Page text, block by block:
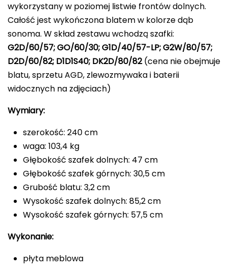
wykorzystany w poziomej listwie frontów dolnych.
Całość jest wykończona blatem w kolorze dąb
sonoma. W skład zestawu wchodzą szafki:
G2D/60/57; GO/60/30; G1D/40/57-LP; G2W/80/57;
D2D/60/82; D1D1S40; DK2D/80/82(cena nie obejmuje
blatu, sprzetu AGD, zlewozmywaka i baterii
widocznych na zdjęciach)
Wymiary:
szerokość: 240 cm
waga: 103,4 kg
Głębokość szafek dolnych: 47 cm
Głębokość szafek górnych: 30,5 cm
Grubość blatu: 3,2 cm
Wysokość szafek dolnych: 85,2 cm
Wysokość szafek górnych: 57,5 cm
Wykonanie:
płyta meblowa